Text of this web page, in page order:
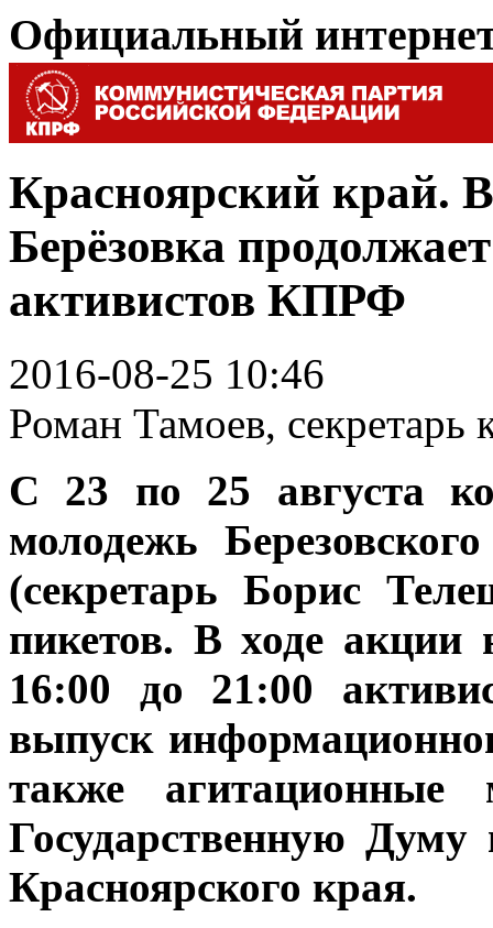
Официальный
Красноярский край.
Берёзовка
активистов КПРФ
2016-08-25 10:46
Роман Тамоев,
С 23 по 25 августа
молодежь
(секретарь Борис
пикетов. В ходе акции
16:00 до 21:00
выпуск
также
Государственную Думу
Красноярского края.